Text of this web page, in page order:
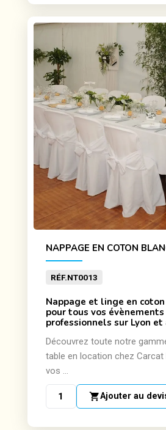
NAPPAGE EN COTON
RÉF.NT0013
Nappage et linge en
pour tous vos
professionnels sur Lyon
Découvrez toute notre
table en location chez
vos ...
shopping_cartAjouter au